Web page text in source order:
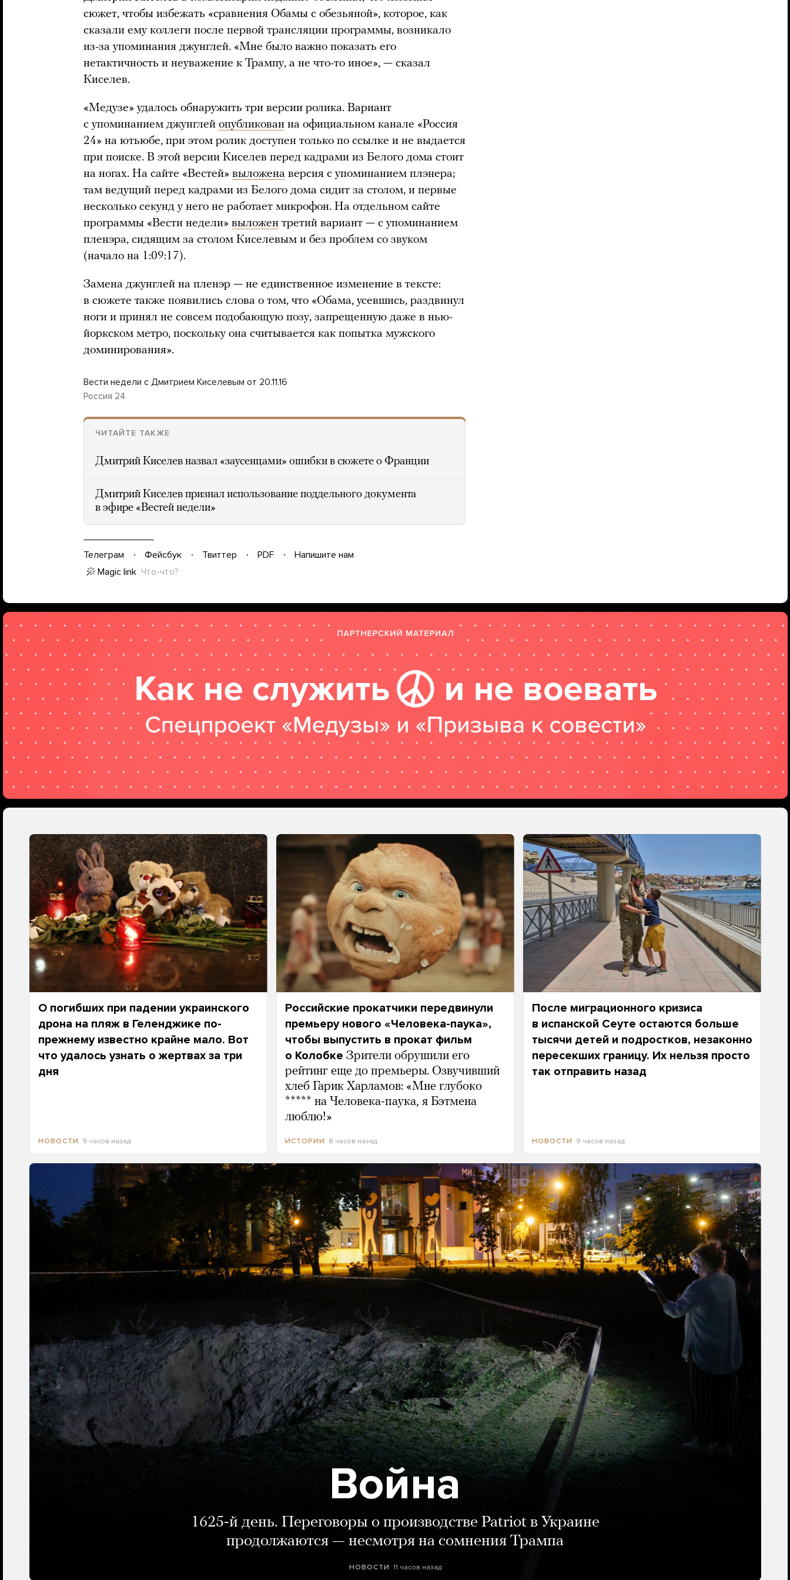
сюжет, чтобы избежать «сравнения Обамы с обезьяной», которое, как
сказали ему коллеги после первой трансляции программы, возникало
из-за упоминания джунглей. «Мне было важно показать его
нетактичность и неуважение к Трампу, а не что-то иное», — сказал
Киселев.
«Медузе» удалось обнаружить три версии ролика. Вариант
с упоминанием джунглей опубликован на официальном канале «Россия
24» на ютьюбе, при этом ролик доступен только по ссылке и не выдается
при поиске. В этой версии Киселев перед кадрами из Белого дома стоит
на ногах. На сайте «Вестей» выложена версия с упоминанием плэнера;
там ведущий перед кадрами из Белого дома сидит за столом, и первые
несколько секунд у него не работает микрофон. На отдельном сайте
программы «Вести недели» выложен третий вариант — с упоминанием
пленэра, сидящим за столом Киселевым и без проблем со звуком
(начало на 1:09:17).
Замена джунглей на пленэр — не единственное изменение в тексте:
в сюжете также появились слова о том, что «Обама, усевшись, раздвинул
ноги и принял не совсем подобающую позу, запрещенную даже в нью-
йоркском метро, поскольку она считывается как попытка мужского
доминирования».
Вести недели с Дмитрием Киселевым от 20.11.16
Россия 24
ЧИТАЙТЕ ТАКЖЕ
Дмитрий Киселев назвал «заусенцами» ошибки в сюжете о Франции
Дмитрий Киселев признал использование поддельного документа
в эфире «Вестей недели»
Телеграм Фейсбук Твиттер PDF
Напишите нам
Magic link Что-что?
О погибших при падении украинского
дрона на пляж в Геленджике по-
прежнему известно крайне мало. Вот
что удалось узнать о жертвах за три
дня
НОВОСТИ 9 часов назад
Российские прокатчики передвинули
премьеру нового «Человека-паука»,
чтобы выпустить в прокат фильм
о Колобке Зрители обрушили его
рейтинг еще до премьеры. Озвучивший
хлеб Гарик Харламов: «Мне глубоко
***** на Человека-паука, я Бэтмена
люблю!»
ИСТОРИИ 8 часов назад
После миграционного кризиса
в испанской Сеуте остаются больше
тысячи детей и подростков, незаконно
пересекших границу. Их нельзя просто
так отправить назад
НОВОСТИ 9 часов назад
Война
1625-й день. Переговоры о производстве Patriot в Украине
продолжаются — несмотря на сомнения Трампа
НОВОСТИ 11 часов назад